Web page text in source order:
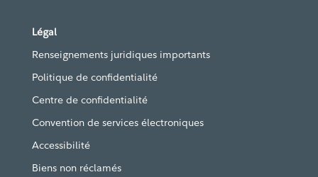
Légal
Renseignements juridiques importants
Politique de confidentialité
Centre de confidentialité
Convention de services électroniques
Accessibilité
Biens non réclamés